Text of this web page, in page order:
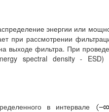
энергии или
при рассмотрении
выходе фильтра. При
spectral density - ESD)
в интервале